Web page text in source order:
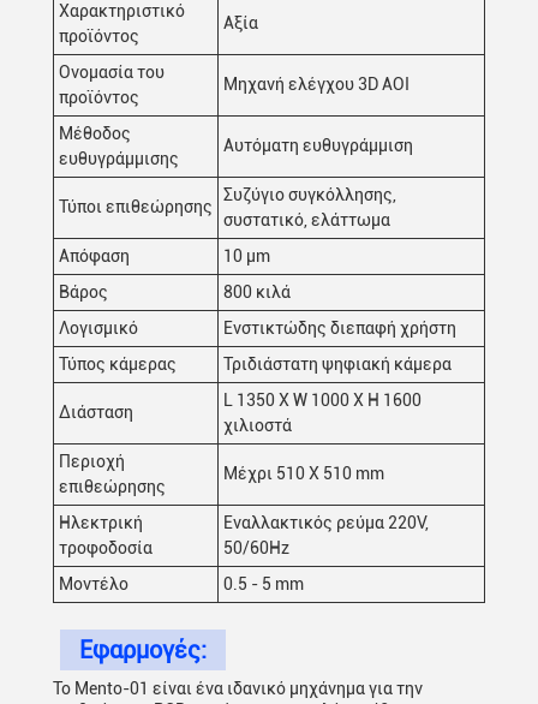
Χαρακτηριστικό
προϊόντος
Αξία
Ονομασία του
προϊόντος
Μηχανή ελέγχου 3D AOI
Μέθοδος
ευθυγράμμισης
Αυτόματη ευθυγράμμιση
Τύποι επιθεώρησης
Συζύγιο συγκόλλησης,
συστατικό, ελάττωμα
Απόφαση
10 μm
Βάρος
800 κιλά
Λογισμικό
Ενστικτώδης διεπαφή χρήστη
Τύπος κάμερας
Τριδιάστατη ψηφιακή κάμερα
Διάσταση
L 1350 X W 1000 X H 1600
χιλιοστά
Περιοχή
επιθεώρησης
Μέχρι 510 X 510 mm
Ηλεκτρική
τροφοδοσία
Εναλλακτικός ρεύμα 220V,
50/60Hz
Μοντέλο
0.5 - 5 mm
Εφαρμογές:
Το Mento-01 είναι ένα ιδανικό μηχάνημα για την